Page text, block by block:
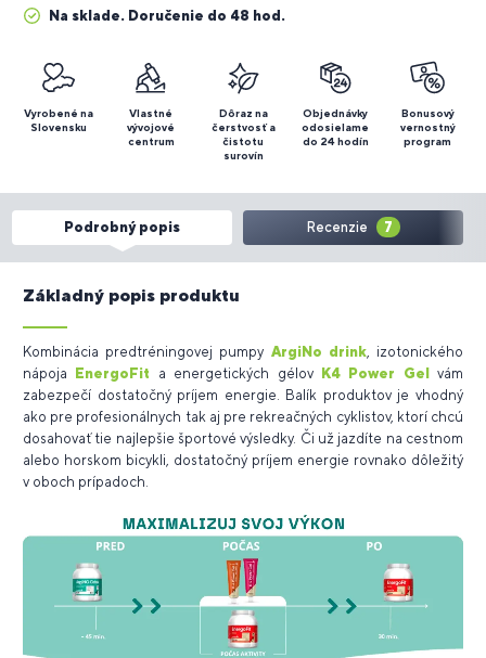
Na sklade. Doručenie do 48 hod.
Vyrobené na
Slovensku
Vlastné
vývojové
centrum
Dôraz na
čerstvosť a
čistotu
surovín
Objednávky
odosielame
do 24 hodín
Bonusový
vernostný
program
Podrobný popis Recenzie 7
Základný popis produktu
Kombinácia predtréningovej pumpy ArgiNo drink, izotonického
nápoja
EnergoFit a energetických gélov K4 Power Gel
vám
zabezpečí dostatočný príjem energie. Balík produktov je vhodný
ako pre profesionálnych tak aj pre rekreačných cyklistov, ktorí chcú
dosahovať tie najlepšie športové výsledky. Či už jazdíte na cestnom
alebo horskom bicykli, dostatočný príjem energie rovnako dôležitý
v oboch prípadoch.